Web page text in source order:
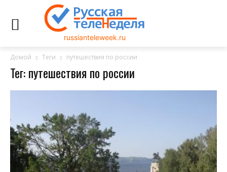
russianteleweek.ru
Домой Теги путешествия по россии
Тег: путешествия по россии